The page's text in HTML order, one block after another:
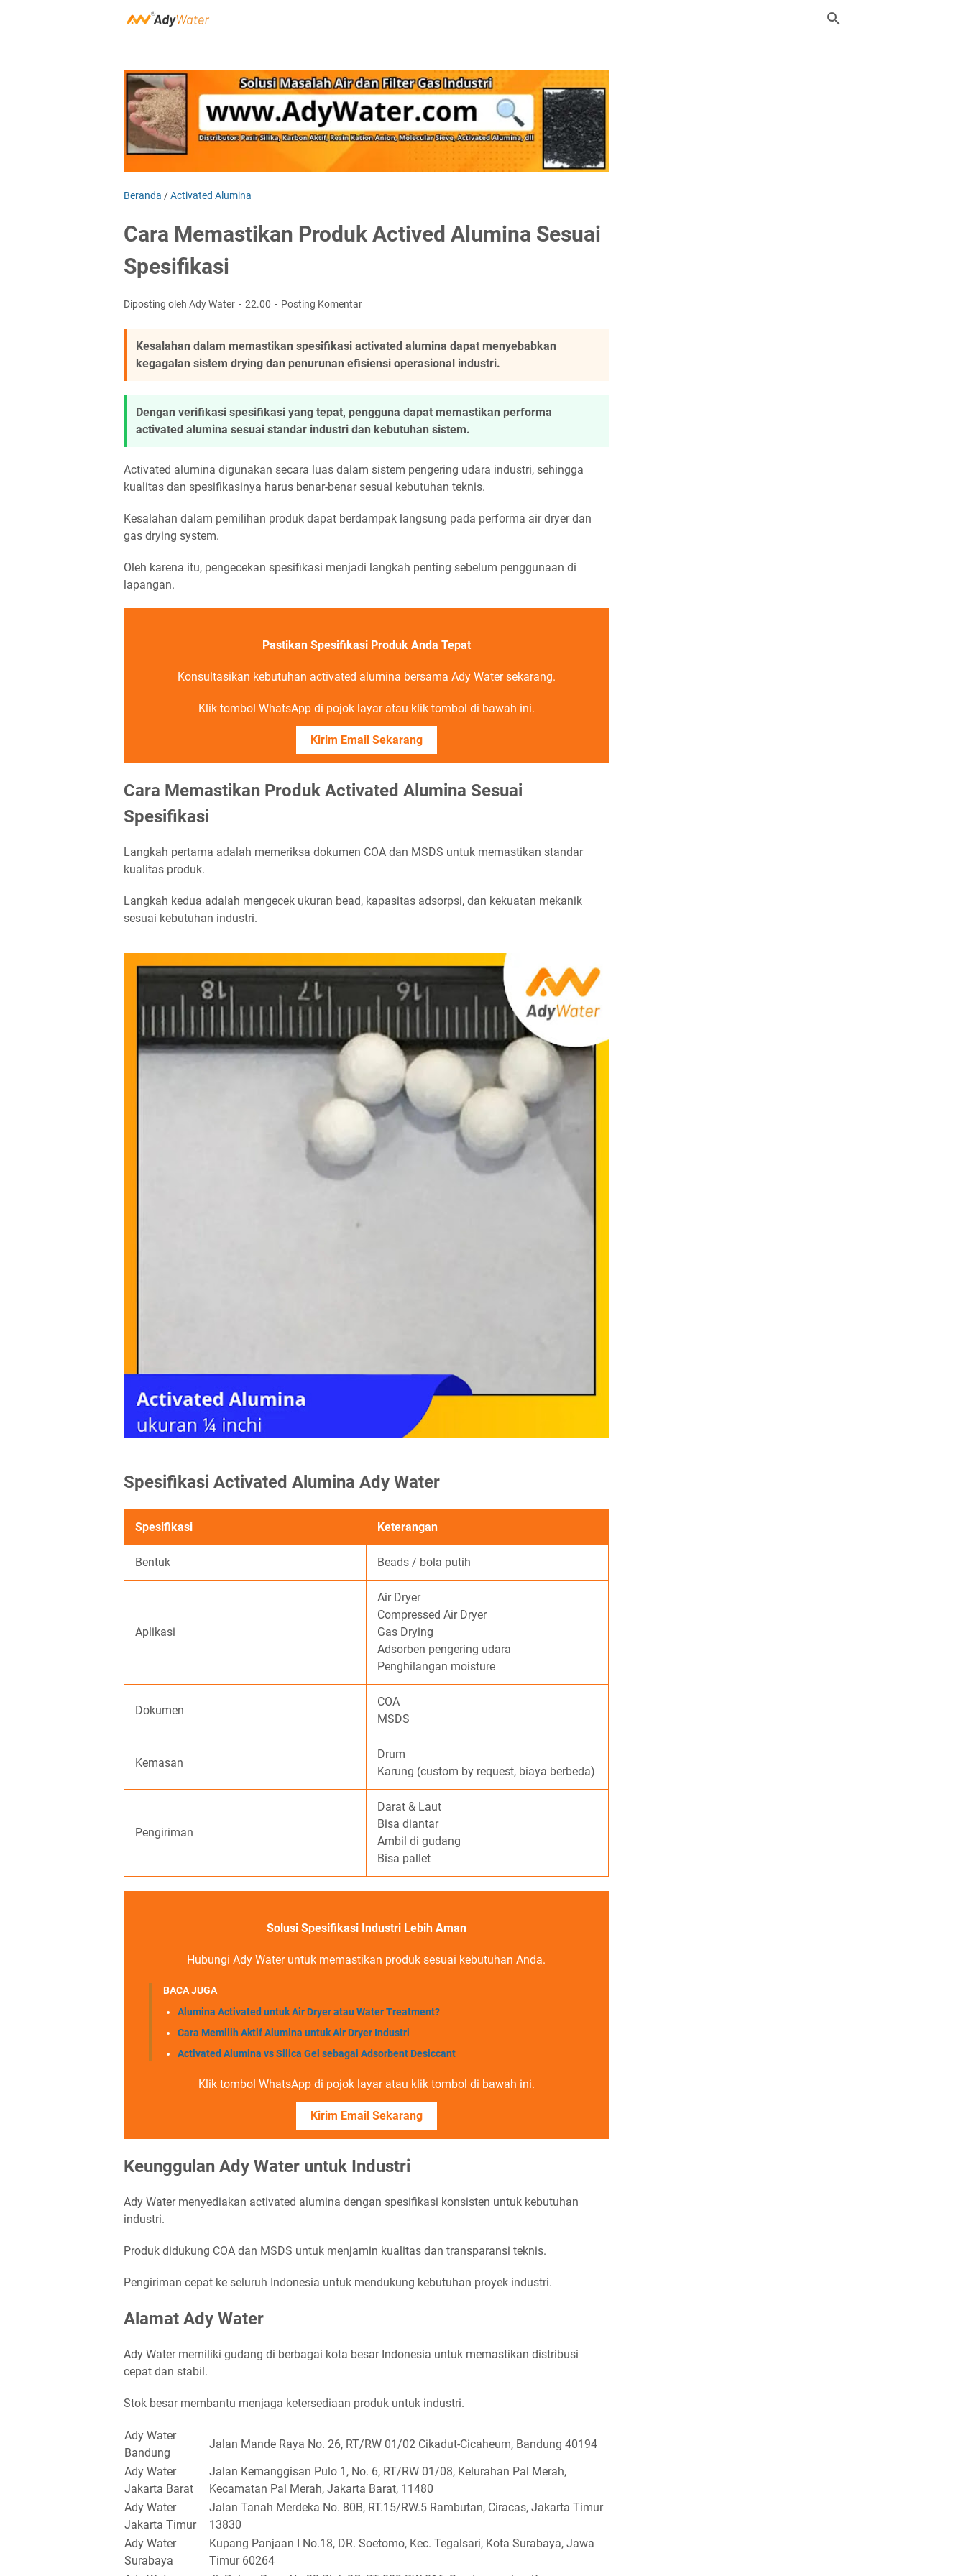
Beranda /Activated Alumina
Cara Memastikan Produk Actived Alumina Sesuai
Spesifikasi
Diposting oleh Ady Water 22.00 Posting Komentar
Kesalahan dalam memastikan spesifikasi activated alumina dapat menyebabkan
kegagalan sistem drying dan penurunan efisiensi operasional industri.
Dengan verifikasi spesifikasi yang tepat, pengguna dapat memastikan performa
activated alumina sesuai standar industri dan kebutuhan sistem.
Activated alumina digunakan secara luas dalam sistem pengering udara industri, sehingga
kualitas dan spesifikasinya harus benar-benar sesuai kebutuhan teknis.
Kesalahan dalam pemilihan produk dapat berdampak langsung pada performa air dryer dan
gas drying system.
Oleh karena itu, pengecekan spesifikasi menjadi langkah penting sebelum penggunaan di
lapangan.
Pastikan Spesifikasi Produk Anda Tepat
Konsultasikan kebutuhan activated alumina bersama Ady Water sekarang.
Klik tombol WhatsApp di pojok layar atau klik tombol di bawah ini.
Kirim Email Sekarang
Cara Memastikan Produk Activated Alumina Sesuai
Spesifikasi
Langkah pertama adalah memeriksa dokumen COA dan MSDS untuk memastikan standar
kualitas produk.
Langkah kedua adalah mengecek ukuran bead, kapasitas adsorpsi, dan kekuatan mekanik
sesuai kebutuhan industri.
Spesifikasi Activated Alumina Ady Water
Spesifikasi Keterangan
Bentuk Beads / bola putih
Aplikasi
Air Dryer
Compressed Air Dryer
Gas Drying
Adsorben pengering udara
Penghilangan moisture
Dokumen
COA
MSDS
Kemasan
Drum
Karung (custom by request, biaya berbeda)
Pengiriman
Darat & Laut
Bisa diantar
Ambil di gudang
Bisa pallet
Solusi Spesifikasi Industri Lebih Aman
Hubungi Ady Water untuk memastikan produk sesuai kebutuhan Anda.
BACA JUGA
Alumina Activated untuk Air Dryer atau Water Treatment?
Cara Memilih Aktif Alumina untuk Air Dryer Industri
Activated Alumina vs Silica Gel sebagai Adsorbent Desiccant
Klik tombol WhatsApp di pojok layar atau klik tombol di bawah ini.
Kirim Email Sekarang
Keunggulan Ady Water untuk Industri
Ady Water menyediakan activated alumina dengan spesifikasi konsisten untuk kebutuhan
industri.
Produk didukung COA dan MSDS untuk menjamin kualitas dan transparansi teknis.
Pengiriman cepat ke seluruh Indonesia untuk mendukung kebutuhan proyek industri.
Alamat Ady Water
Ady Water memiliki gudang di berbagai kota besar Indonesia untuk memastikan distribusi
cepat dan stabil.
Stok besar membantu menjaga ketersediaan produk untuk industri.
Ady Water
Bandung
Jalan Mande Raya No. 26, RT/RW 01/02 Cikadut-Cicaheum, Bandung 40194
Ady Water
Jakarta Barat
Jalan Kemanggisan Pulo 1, No. 6, RT/RW 01/08, Kelurahan Pal Merah,
Kecamatan Pal Merah, Jakarta Barat, 11480
Ady Water
Jakarta Timur
Jalan Tanah Merdeka No. 80B, RT.15/RW.5 Rambutan, Ciracas, Jakarta Timur
13830
Ady Water
Surabaya
Kupang Panjaan I No.18, DR. Soetomo, Kec. Tegalsari, Kota Surabaya, Jawa
Timur 60264